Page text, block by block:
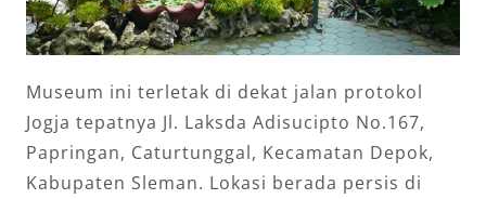
Museum ini terletak di dekat jalan protokol
Jogja tepatnya Jl. Laksda Adisucipto No.167,
Papringan, Caturtunggal, Kecamatan Depok,
Kabupaten Sleman. Lokasi berada persis di